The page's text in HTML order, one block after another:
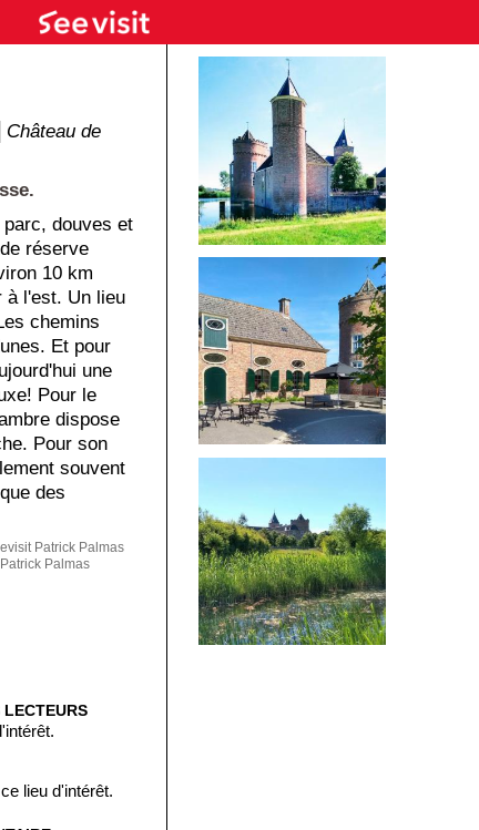
Château de
douves et
réserve
10 km
à l'est. Un lieu
chemins
Et pour
une
Pour le
dispose
Pour son
souvent
des
Patrick Palmas
Palmas
LECTEURS
lieu d'intérêt.